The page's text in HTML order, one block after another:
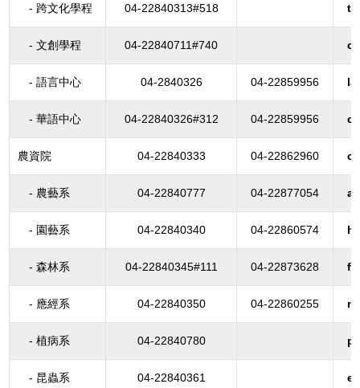
- 跨文化學程 04-22840313#518
- 文創學程 04-22840711#740
- 語言中心 04-2840326 04-22859956
- 華語中心 04-22840326#312 04-22859956
農資院 04-22840333 04-22862960
- 農藝系 04-22840777 04-22877054
- 園藝系 04-22840340 04-22860574
- 森林系 04-22840345#111 04-22873628
- 應經系 04-22840350 04-22860255
- 植病系 04-22840780
- 昆蟲系 04-22840361